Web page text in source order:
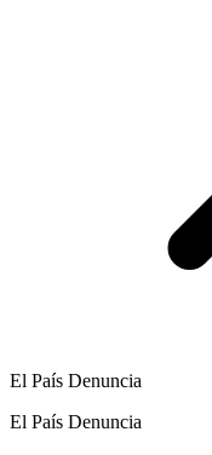
El País Denuncia
El País Denuncia